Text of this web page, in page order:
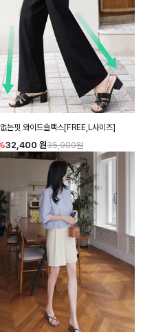
는핏 와이드슬랙스[FREE,L사이즈]
32,400 원35,900원